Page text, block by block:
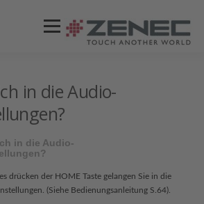
Menü
in die Audio-
in die Audio-
drücken der HOME Taste gelangen Sie in die
(Siehe Bedienungsanleitung S.64).